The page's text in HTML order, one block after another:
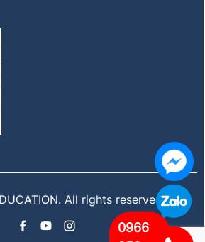
All rights reserved
0966